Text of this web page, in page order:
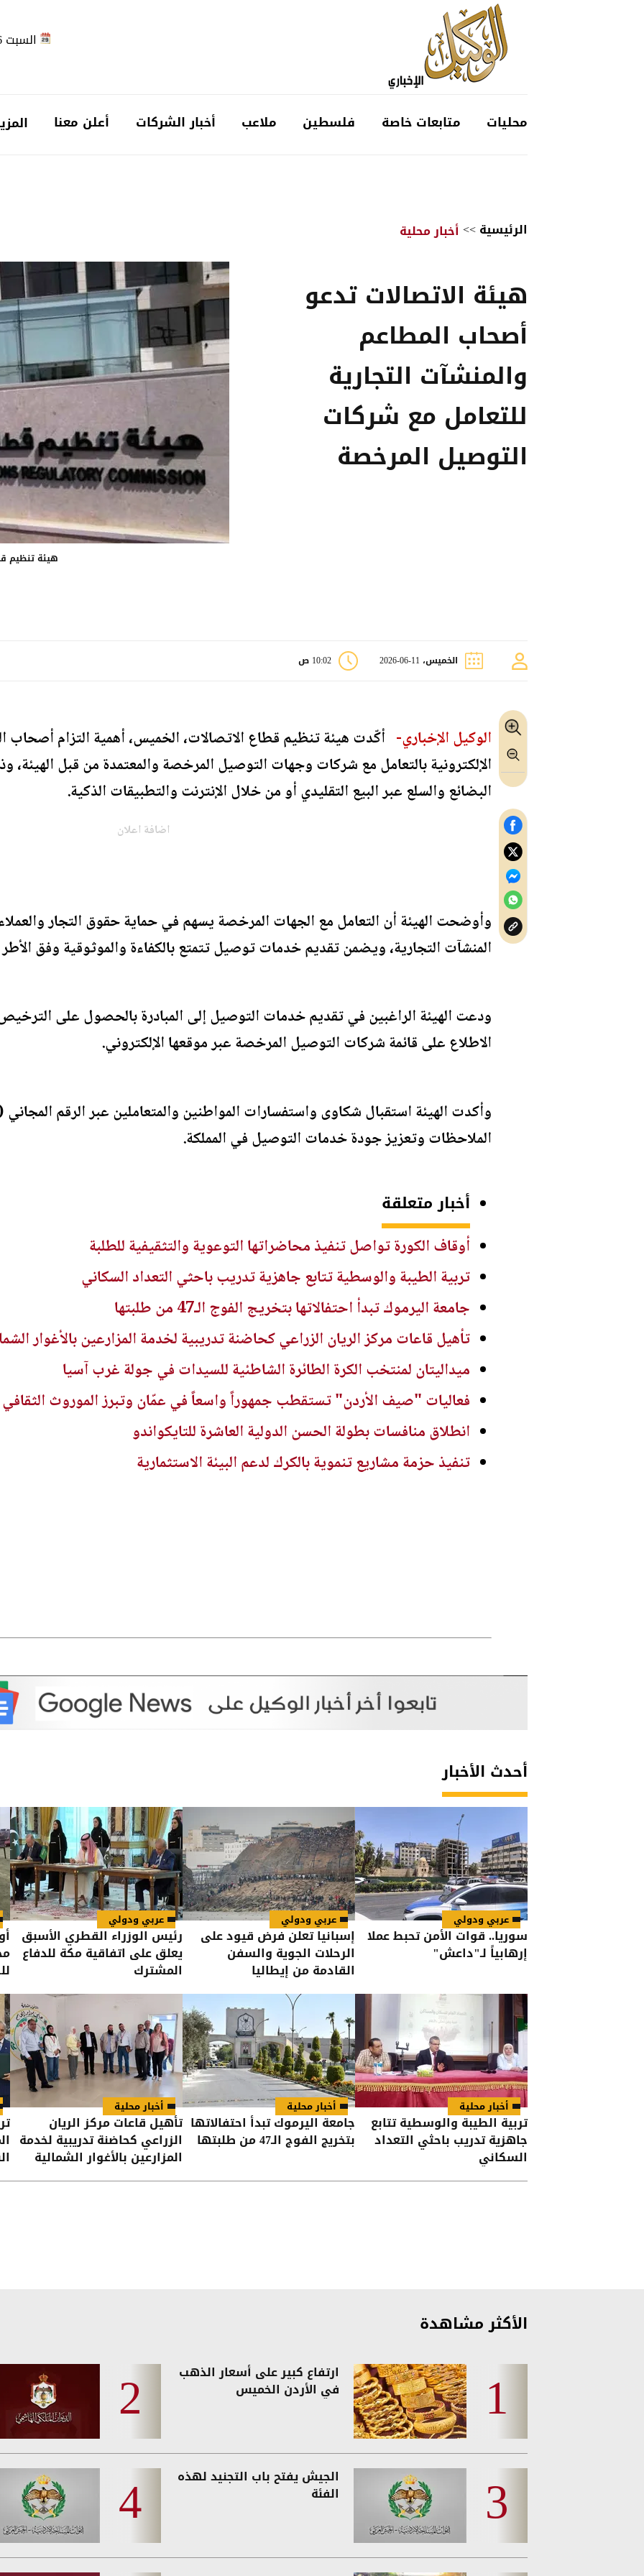
السبت 2026-08-08
محليات متابعات خاصة فلسطين ملاعب أخبار الشركات أعلن معنا
الرئيسية>>أخبار محلية
هيئة الاتصالات تدعو
أصحاب المطاعم
والمنشآت التجارية
للتعامل مع شركات
التوصيل المرخصة
هيئة تنظيم
الخميس، 11-06-2026 10:02 ص
الوكيل الإخباري- أكّدت هيئة تنظيم قطاع الاتصالات، الخميس، أهمية التزام أصحاب
الإلكترونية بالتعامل مع شركات وجهات التوصيل المرخصة والمعتمدة من قبل
البضائع والسلع عبر البيع التقليدي أو من خلال الإنترنت والتطبيقات الذكية.
اضافة اعلان
وأوضحت الهيئة أن التعامل مع الجهات المرخصة يسهم في حماية حقوق التجار
المنشآت التجارية، ويضمن تقديم خدمات توصيل تتمتع بالكفاءة والموثوقية وفق الأطر
ودعت الهيئة الراغبين في تقديم خدمات التوصيل إلى المبادرة بالحصول على الترخيص
الاطلاع على قائمة شركات التوصيل المرخصة عبر موقعها الإلكتروني.
الملاحظات وتعزيز جودة خدمات التوصيل في المملكة.
أخبار متعلقة
أوقاف الكورة تواصل تنفيذ محاضراتها التوعوية والتثقيفية للطلبة
تربية الطيبة والوسطية تتابع جاهزية تدريب باحثي التعداد السكاني
جامعة اليرموك تبدأ احتفالاتها بتخريج الفوج الـ47 من طلبتها
تأهيل قاعات مركز الريان الزراعي كحاضنة تدريبية لخدمة المزارعين بالأغوار
ميداليتان لمنتخب الكرة الطائرة الشاطئية للسيدات في جولة غرب آسيا
فعاليات "صيف الأردن" تستقطب جمهوراً واسعاً في عمّان وتبرز الموروث الثقافي
انطلاق منافسات بطولة الحسن الدولية العاشرة للتايكواندو
تنفيذ حزمة مشاريع تنموية بالكرك لدعم البيئة الاستثمارية
أحدث الأخبار
عربي ودولي
سوريا.. قوات الأمن تحبط عملا
إرهابياً لـ"داعش"
عربي ودولي
إسبانيا تعلن فرض قيود على
الرحلات الجوية والسفن
القادمة من إيطاليا
عربي ودولي
رئيس الوزراء القطري الأسبق
يعلق على اتفاقية مكة للدفاع
المشترك
أخبار محلية
تربية الطيبة والوسطية تتابع
جاهزية تدريب باحثي التعداد
السكاني
أخبار محلية
جامعة اليرموك تبدأ احتفالاتها
بتخريج الفوج الـ47 من طلبتها
أخبار محلية
تأهيل قاعات مركز الريان
الزراعي كحاضنة تدريبية لخدمة
المزارعين بالأغوار الشمالية
الأكثر مشاهدة
ارتفاع كبير على أسعار الذهب
في الأردن الخميس
الجيش يفتح باب التجنيد لهذه
الفئة